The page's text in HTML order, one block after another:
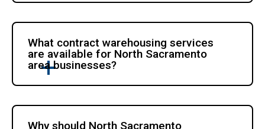
What contract warehousing services
are available for North Sacramento
area businesses?
Why should North Sacramento